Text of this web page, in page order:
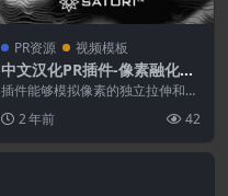
PR资源 视频模板
中文汉化PR插件-像素融化位
移拉伸失真视觉特效 Pixel M
elt V1.0.0 Win
插件能够模拟像素的独立拉伸和位
化模拟或具有调制能力...
2 年前 42